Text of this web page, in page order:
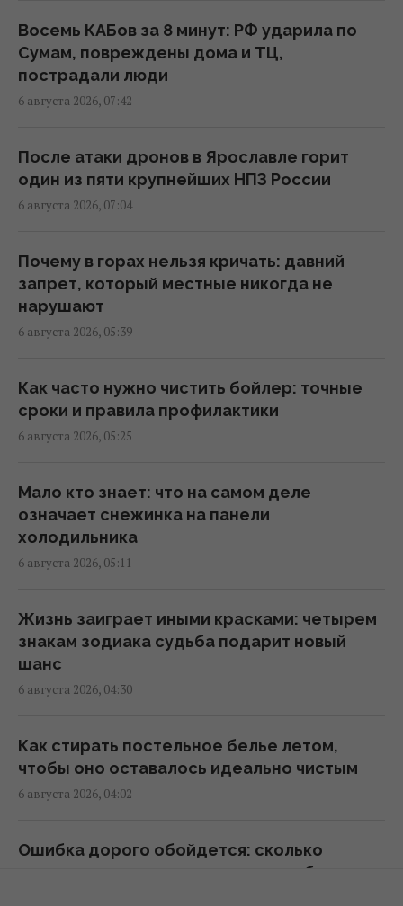
Господним: трогательные пожелания и
открытки
07:30 четверг, 06 августа 2026
поздравлять родных и близких
07:30 четверг, 06 августа 2026
украинские традиции и 5 строгих запертов
07:30 четверг, 06 августа 2026
В Ярославле после атаки дронов горит
(видео)
07:26 четверг, 06 августа 2026
Весам - удача, Тельцам - быстрые решения
07:20 четверг, 06 августа 2026
Гороскоп на 6 августа: Стрельцам -
перенапряжение
07:10 четверг, 06 августа 2026
Магнитные бури 6-8 августа: когда ждать
07:10 четверг, 06 августа 2026
Яблочный Спас в Украине 2026: что можно
приметы
Восемь КАБов за 8 минут: РФ ударила по
Сумам, повреждены дома и ТЦ,
пострадали люди
6 августа 2026, 07:42
После атаки дронов в Ярославле горит
один из пяти крупнейших НПЗ России
6 августа 2026, 07:04
Почему в горах нельзя кричать: давний
запрет, который местные никогда не
нарушают
6 августа 2026, 05:39
Как часто нужно чистить бойлер: точные
сроки и правила профилактики
6 августа 2026, 05:25
Мало кто знает: что на самом деле
означает снежинка на панели
холодильника
6 августа 2026, 05:11
Жизнь заиграет иными красками: четырем
знакам зодиака судьба подарит новый
шанс
6 августа 2026, 04:30
Как стирать постельное белье летом,
чтобы оно оставалось идеально чистым
6 августа 2026, 04:02
Ошибка дорого обойдется: сколько
листьев можно удалить с куста кабачков